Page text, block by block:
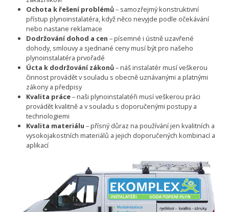
Ochota k řešení problémů– samozřejmý konstruktivní
přístup plynoinstalatéra, když něco nevyjde podle očekávání
nebo nastane reklamace
Dodržování dohod a cen – písemné i ústně uzavřené
dohody, smlouvy a sjednané ceny musí být pro našeho
plynoinstalatéra prvořadé
Úcta k dodržování zákonů– náš instalatér musí veškerou
činnost provádět v souladu s obecně uznávanými a platnými
zákony a předpisy
Kvalita práce– naši plynoinstalatéři musí veškerou práci
provádět kvalitně a v souladu s doporučenými postupy a
technologiemi
Kvalita materiálu – přísný důraz na používání jen kvalitních a
vysokojakostních materiálů a jejich doporučených kombinací a
aplikací